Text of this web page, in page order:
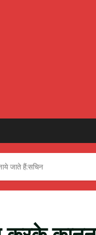
जाते हैं:सचिन